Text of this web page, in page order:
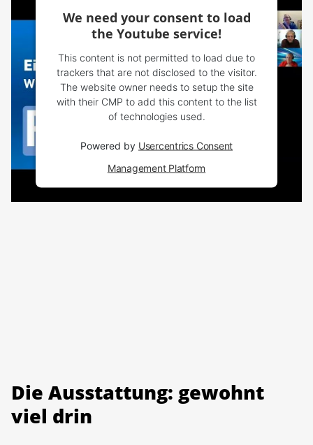
We need your consent to load
the Youtube service!
This content is not permitted to load due to
trackers that are not disclosed to the visitor.
The website owner needs to setup the site
with their CMP to add this content to the list
of technologies used.
Powered by Usercentrics Consent
Management Platform
Die Ausstattung: gewohnt
viel drin